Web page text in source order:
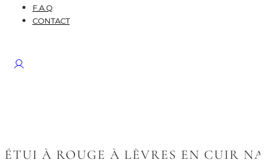
F.A.Q
CONTACT
ÉTUI À ROUGE À LÈVRES EN CUIR